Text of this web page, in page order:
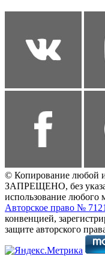
© Копирование любой
ЗАПРЕЩЕНО, без
использование любого
Авторское право №
конвенцией,
защите авторского